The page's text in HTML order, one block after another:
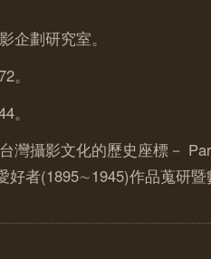
企劃研究室。
。
。
灣攝影文化的歷史座標－
好者(1895∼1945)作品蒐研